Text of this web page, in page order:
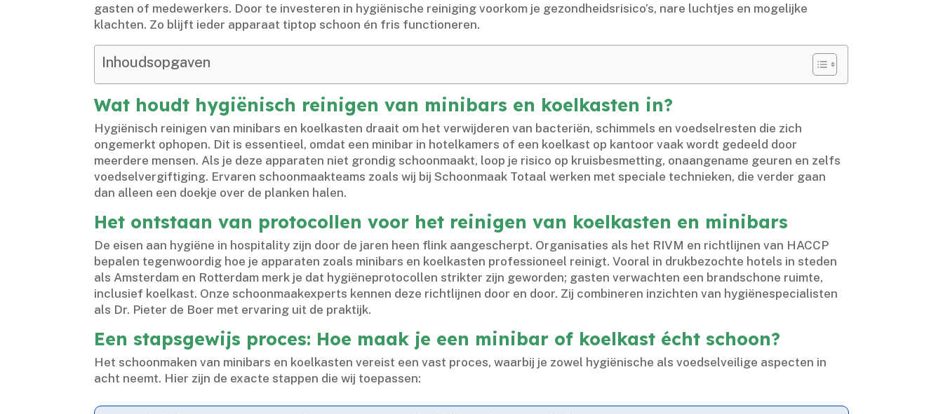
gasten of medewerkers.​ Door te investeren in hygiënische reiniging voorkom je gezondheidsrisico’s, nare luchtjes en mogelijke
klachten.​ Zo blijft ieder apparaat tiptop schoon én fris functioneren.​
Inhoudsopgaven
Wat houdt hygiënisch reinigen van minibars en koelkasten in?
Hygiënisch reinigen van minibars en koelkasten draait om het verwijderen van bacteriën, schimmels en voedselresten die zich
ongemerkt ophopen.​ Dit is essentieel, omdat een minibar in hotelkamers of een koelkast op kantoor vaak wordt gedeeld door
meerdere mensen.​ Als je deze apparaten niet grondig schoonmaakt, loop je risico op kruisbesmetting, onaangename geuren en zelfs
voedselvergiftiging.​ Ervaren schoonmaakteams zoals wij bij Schoonmaak Totaal werken met speciale technieken, die verder gaan
dan alleen een doekje over de planken halen.​
Het ontstaan van protocollen voor het reinigen van koelkasten en minibars
De eisen aan hygiëne in hospitality zijn door de jaren heen flink aangescherpt.​ Organisaties als het RIVM en richtlijnen van HACCP
bepalen tegenwoordig hoe je apparaten zoals minibars en koelkasten professioneel reinigt.​ Vooral in drukbezochte hotels in steden
als Amsterdam en Rotterdam merk je dat hygiëneprotocollen strikter zijn geworden; gasten verwachten een brandschone ruimte,
inclusief koelkast.​ Onze schoonmaakexperts kennen deze richtlijnen door en door.​ Zij combineren inzichten van hygiënespecialisten
als Dr.​ Pieter de Boer met ervaring uit de praktijk.​
Een stapsgewijs proces: Hoe maak je een minibar of koelkast écht schoon?
Het schoonmaken van minibars en koelkasten vereist een vast proces, waarbij je zowel hygiënische als voedselveilige aspecten in
acht neemt.​ Hier zijn de exacte stappen die wij toepassen: